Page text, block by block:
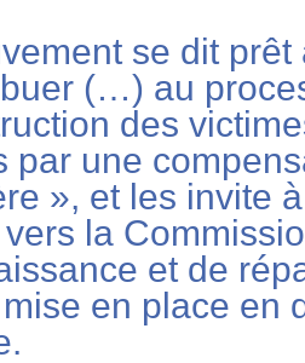
se dit prêt
(…) au
des
par une
», et les invite
la
et de
en place en